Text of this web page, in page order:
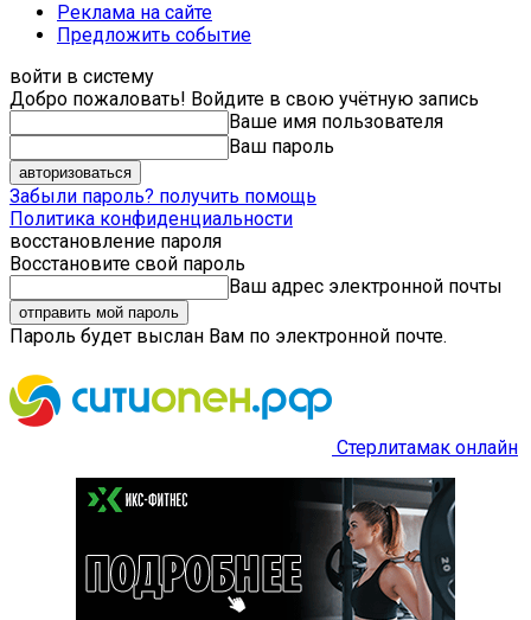
Реклама на сайте
Предложить событие
войти в систему
Добро пожаловать! Войдите в свою учётную запись
Ваше имя пользователя
Ваш пароль
Забыли пароль? получить помощь
Политика конфиденциальности
восстановление пароля
Восстановите свой пароль
Ваш адрес электронной почты
Пароль будет выслан Вам по электронной почте.
Стерлитамак онлайн